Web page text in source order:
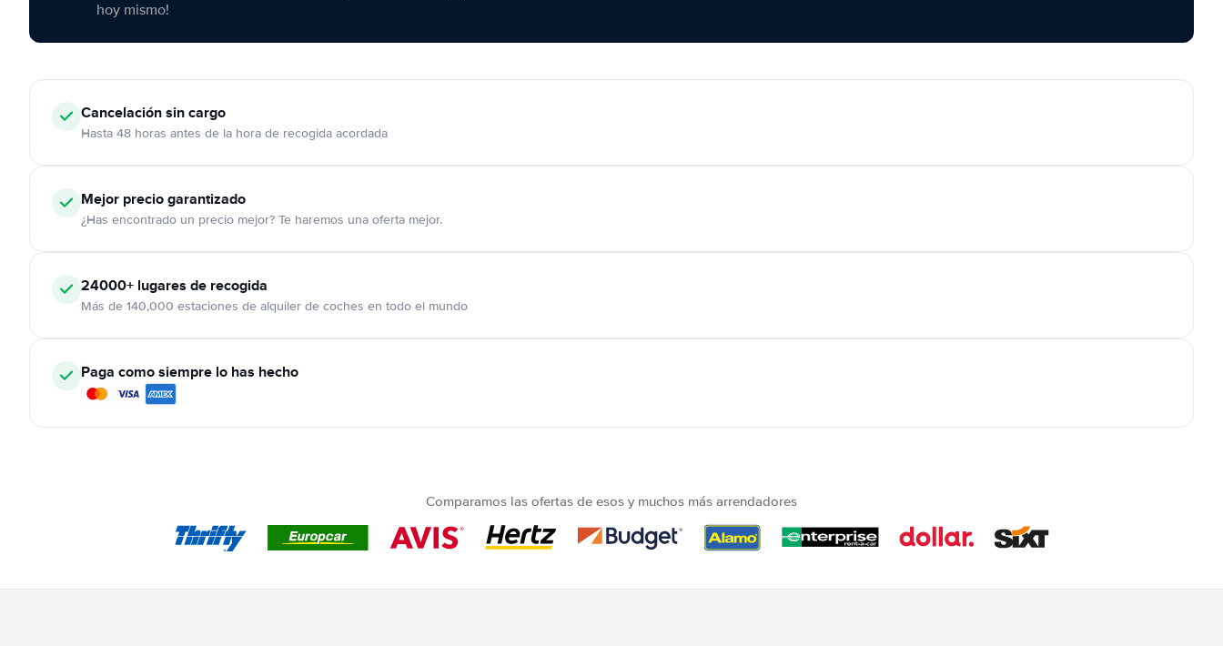
hoy mismo!
Cancelaciónsin cargo
Hasta 48 horas antes de la hora de recogida acordada
Mejor precio garantizado
¿Has encontrado un precio mejor? Te haremos una oferta mejor.
24000+ lugares de recogida
Más de 140,000 estaciones de alquiler de coches en todo el mundo
Paga como siempre lo has hecho
Comparamos las ofertas de esos y muchos más arrendadores